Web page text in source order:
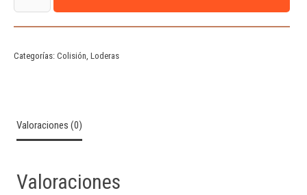
Categorías: Colisión Loderas
Valoraciones (0)
Valoraciones